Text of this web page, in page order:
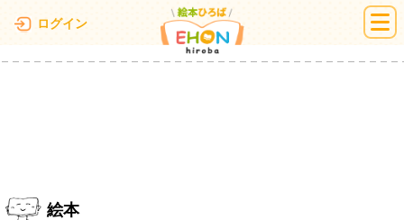
ログイン 絵本ひろば
絵本